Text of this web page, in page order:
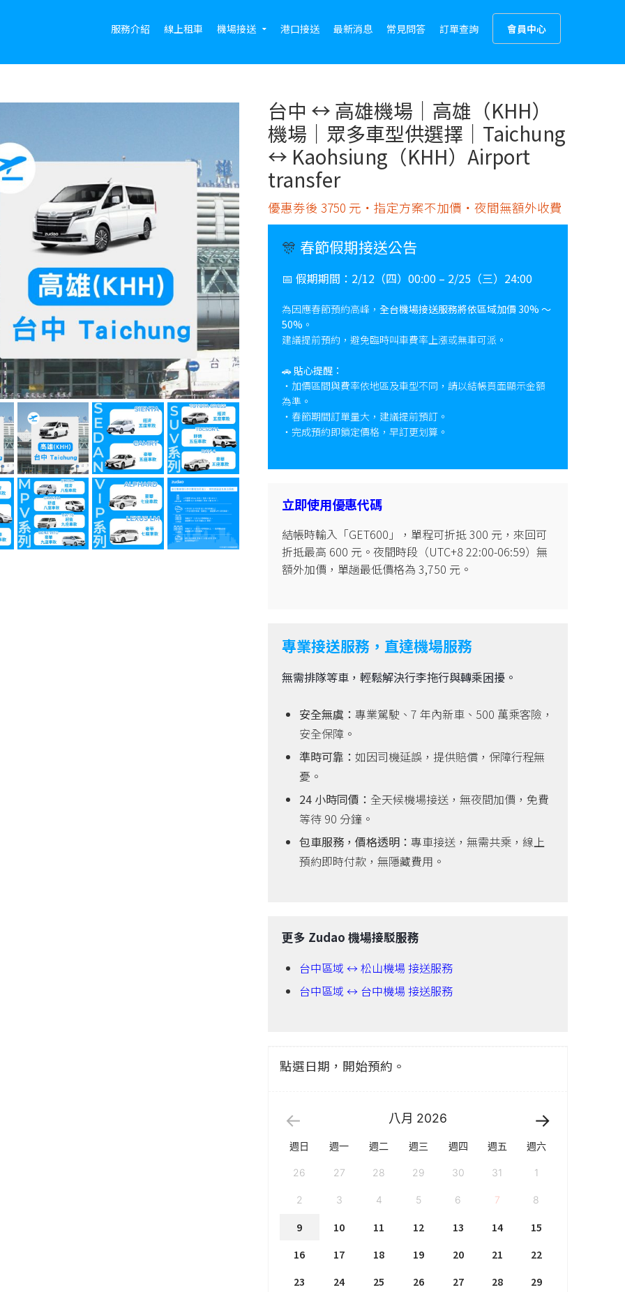
服務介紹 線上租車 機場接送 港口接送 最新消息 常見問答 訂單查詢 會員中心
台中 ↔︎ 高雄機場｜高雄（KHH）
機場｜眾多車型供選擇｜Taichung
↔︎ Kaohsiung（KHH）Airport
transfer
優惠劵後 3750 元・指定方案不加價・夜間無額外收費
🎊 春節假期接送公告
📅 假期期間： 2/12（四）00:00 – 2/25（三）24:00
為因應春節預約高峰， 全台機場接送服務將依區域加價 30% ～
50% 。
建議提前預約，避免臨時叫車費率上漲或無車可派。
🚗 貼心提醒：
・加價區間與費率依地區及車型不同，請以結帳頁面顯示金額
為準。
・春節期間訂單量大，建議提前預訂。
・完成預約即鎖定價格，早訂更划算。
立即使用優惠代碼
結帳時輸入「GET600」，單程可折抵 300 元，來回可
折抵最高 600 元。夜間時段（UTC+8 22:00-06:59）無
額外加價，單趟最低價格為 3,750 元。
專業接送服務，直達機場服務
無需排隊等車，輕鬆解決行李拖行與轉乘困擾。
安全無虞： 專業駕駛、7 年內新車、500 萬乘客險，
安全保障。
準時可靠： 如因司機延誤，提供賠償，保障行程無
憂。
24 小時同價： 全天候機場接送，無夜間加價，免費
等待 90 分鐘。
包車服務，價格透明： 專車接送，無需共乘，線上
預約即時付款，無隱藏費用。
更多 Zudao 機場接駁服務
台中區域 ↔ 松山機場 接送服務
台中區域 ↔ 台中機場 接送服務
點選日期，開始預約。
八月 2026
週日 週一 週二 週三 週四 週五 週六
26 27 28 29 30 31 1
2 3 4 5 6 7 8
9 10 11 12 13 14
15
16
17 18 19 20 21
22
23
24 25 26 27 28
29